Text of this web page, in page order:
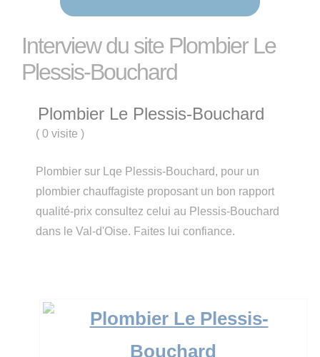
Interview du site Plombier Le
Plessis-Bouchard
Plombier Le Plessis-Bouchard
( 0 visite)
Plombier sur Lqe Plessis-Bouchard, pour un
plombier chauffagiste proposant un bon rapport
qualité-prix consultez celui au Plessis-Bouchard
dans le Val-d'Oise. Faites lui confiance.